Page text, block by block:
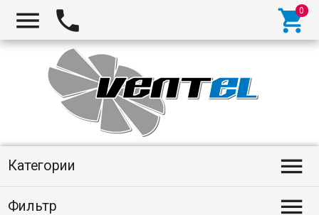
Категории
Фильтр